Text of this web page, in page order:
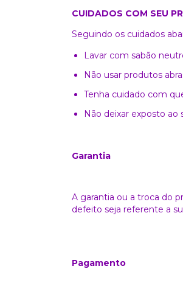
CUIDADOS COM SEU
Seguindo os cuidados
Lavar com sabão
Não usar produtos
Tenha cuidado com
Não deixar exposto ao
Garantia
A garantia ou a troca do
defeito seja referente a
Pagamento